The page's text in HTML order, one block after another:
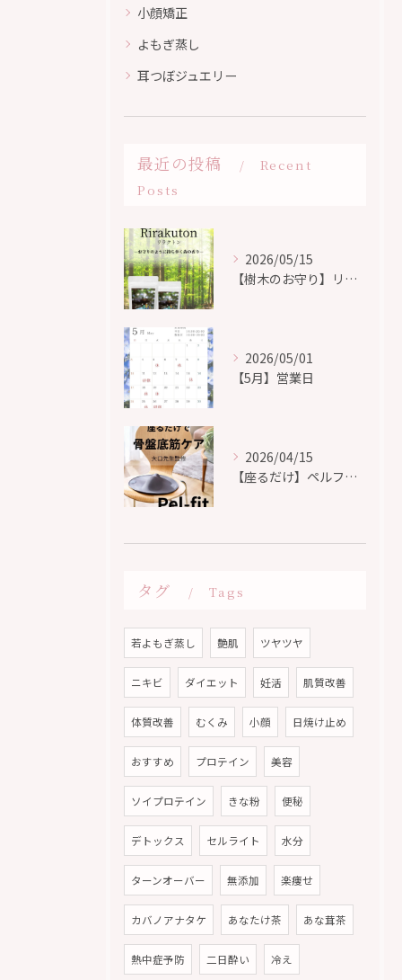
小顔矯正
よもぎ蒸し
耳つぼジュエリー
最近の投稿
Recent
Posts
2026/05/15
【樹木のお守り】リラクトン
2026/05/01
【5月】営業日
2026/04/15
【座るだけ】ペルフィット
タグ Tags
若よもぎ蒸し 艶肌 ツヤツヤ
ニキビ ダイエット 妊活 肌質改善
体質改善 むくみ 小顔 日焼け止め
おすすめ プロテイン 美容
ソイプロテイン きな粉 便秘
デトックス セルライト 水分
ターンオーバー 無添加 楽痩せ
カバノアナタケ あなたけ茶 あな茸茶
熱中症予防 二日酔い 冷え